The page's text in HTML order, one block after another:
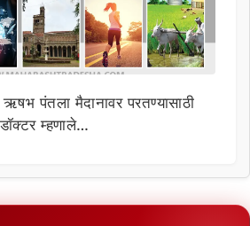
पंतला मैदानावर परतण्यासाठी
म्हणाले…